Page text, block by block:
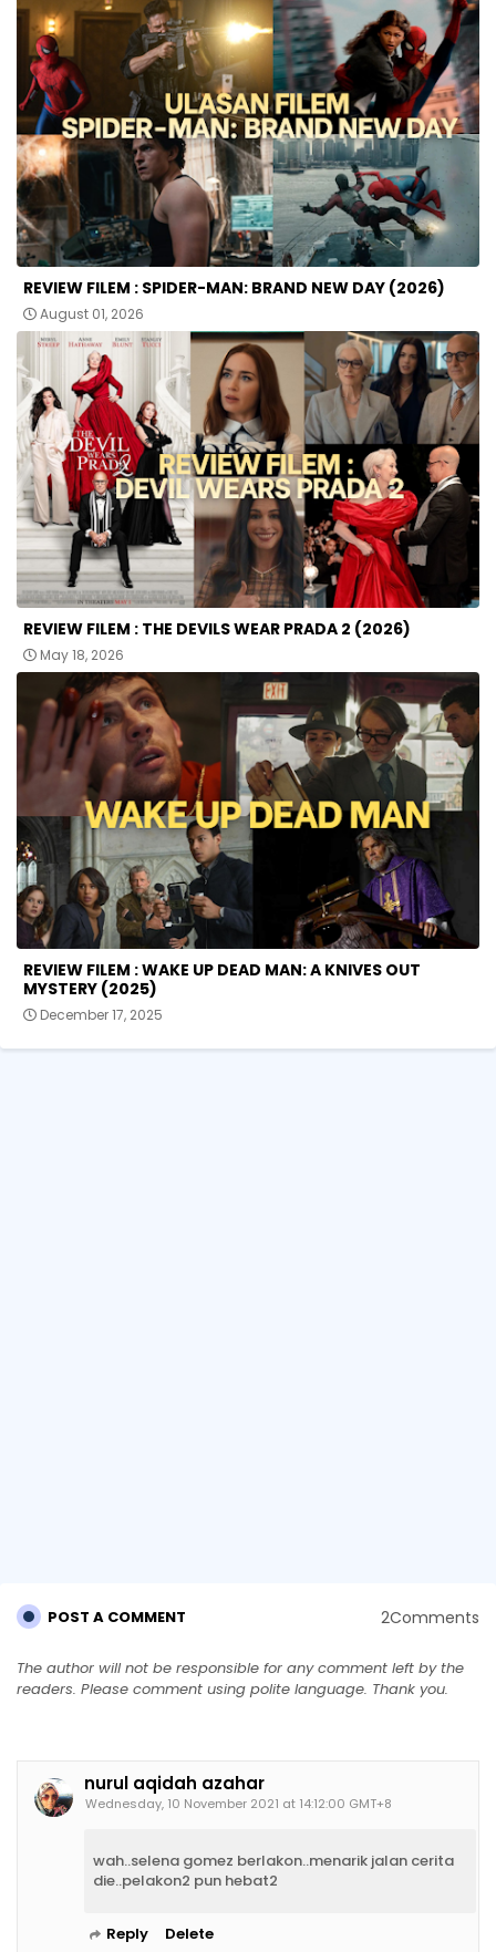
REVIEW FILEM : SPIDER-MAN: BRAND NEW DAY (2026)
August 01, 2026
REVIEW FILEM : THE DEVILS WEAR PRADA 2 (2026)
May 18, 2026
REVIEW FILEM : WAKE UP DEAD MAN: A KNIVES OUT
MYSTERY (2025)
December 17, 2025
POST A COMMENT 2Comments
The author will not be responsible for any comment left by the
readers. Please comment using polite language. Thank you.
nurul aqidah azahar
Wednesday, 10 November 2021 at 14:12:00 GMT+8
wah..selena gomez berlakon..menarik jalan cerita
die..pelakon2 pun hebat2
Reply Delete